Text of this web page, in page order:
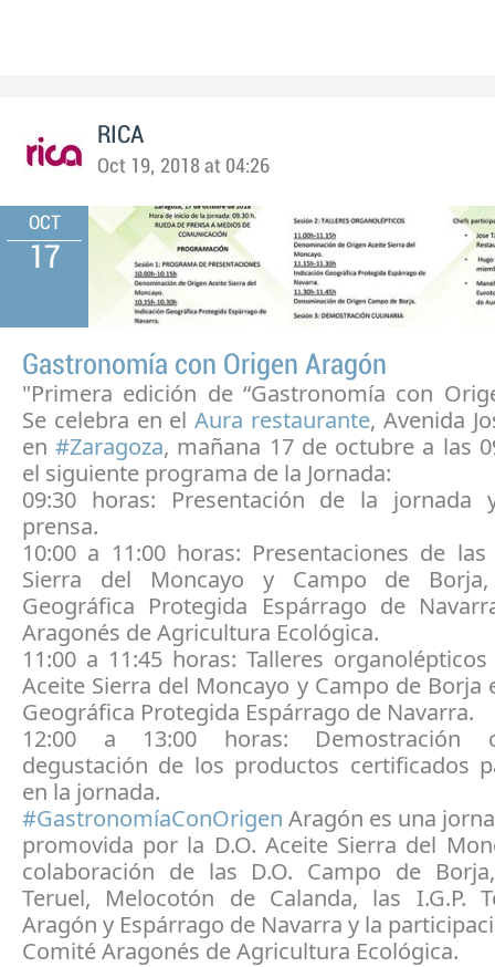
RICA
Oct 19, 2018 at 04:26
OCT
17
Gastronomía con Origen Aragón
"Primera edición de “Gastronomía con
Se celebra en elAura restaurante, Avenida
en#Zaragoza, mañana 17 de octubre a las
el siguiente programa de la Jornada:
09:30 horas: Presentación de la jornada
prensa.
10:00 a 11:00 horas: Presentaciones de las
Sierra del Moncayo y Campo de Borja,
Geográfica Protegida Espárrago de
Aragonés de Agricultura Ecológica.
11:00 a 11:45 horas: Talleres
Aceite Sierra del Moncayo y Campo de Borja
Geográfica Protegida Espárrago de Navarra.
12:00 a 13:00 horas: Demostración
degustación de los productos certificados
en la jornada.
#GastronomíaConOrigen Aragón es una
promovida por la D.O. Aceite Sierra del
colaboración de las D.O. Campo de
Teruel, Melocotón de Calanda, las I.G.P.
Aragón y Espárrago de Navarra y la
Comité Aragonés de Agricultura Ecológica.